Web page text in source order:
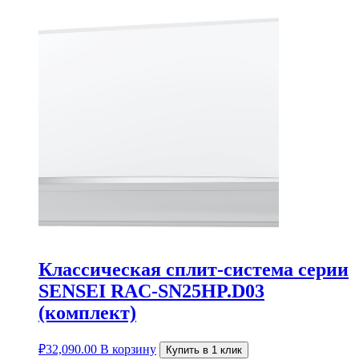
Классическая сплит-система серии
SENSEI RAC-SN25HP.D03
(комплект)
₽32,090.00 В корзину Купить в 1 клик